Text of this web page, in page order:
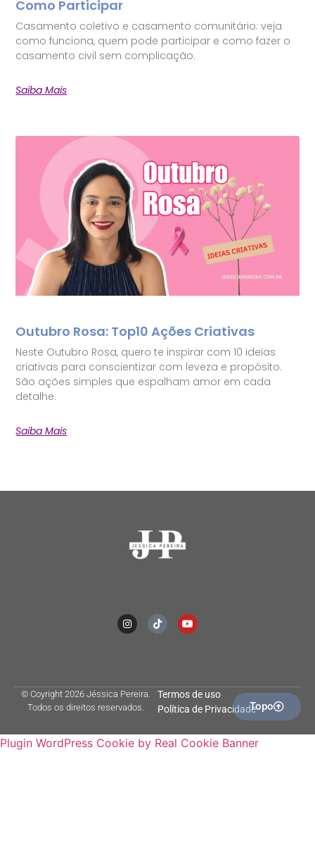
Como Participar
Casamento coletivo e casamento comunitário: veja
como funciona, quem pode participar e como fazer o
casamento civil sem complicação.
Saiba Mais
Outubro Rosa: Top10 Ações Criativas
Neste Outubro Rosa, quero te inspirar com 10 ideias
criativas para conscientizar com leveza e propósito.
São ações simples que espalham amor em cada
detalhe.
Saiba Mais
© Coyright 2026 Jéssica Pereira.
Todos os direitos reservados.
Termos de uso
Política de PrivacidadeTopo
Plugin WordPress Cookie by Real Cookie Banner